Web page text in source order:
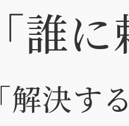
「誰
「解決す